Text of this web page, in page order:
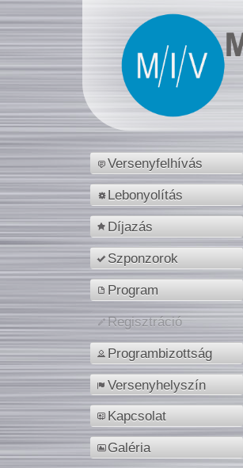
Versenyfelhívás
Lebonyolítás
Díjazás
Szponzorok
Program
Regisztráció
Programbizottság
Versenyhelyszín
Kapcsolat
Galéria